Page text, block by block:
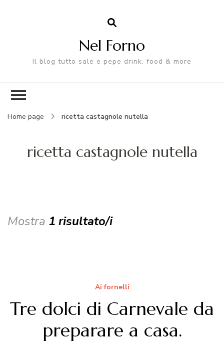
Nel Forno
Il blog tutto sale e pepe drink, food & more
Home page ricetta castagnole nutella
ricetta castagnole nutella
Mostra 1 risultato/i
Ai fornelli
Tre dolci di Carnevale da
preparare a casa.